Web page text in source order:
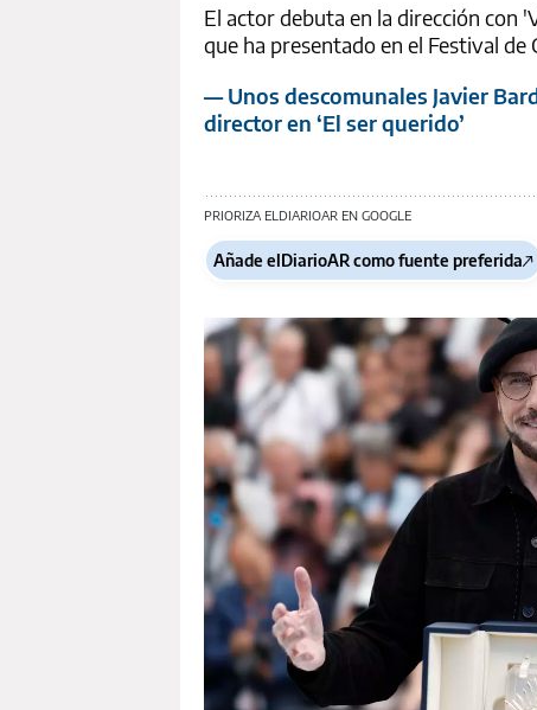
El actor debuta en la dirección con
que ha presentado en el Festival de
— Unos descomunales Javier
director en ‘El ser querido’
PRIORIZA ELDIARIOAR EN GOOGLE
Añade elDiarioAR como fuente preferida